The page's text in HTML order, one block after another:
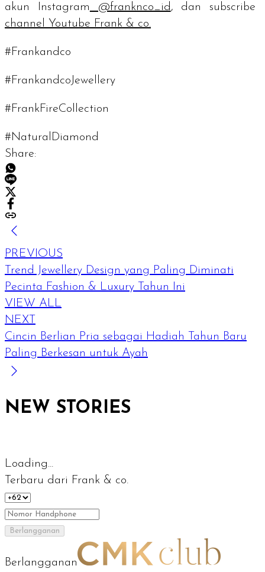
akun Instagram @franknco_id , dan subscribe
channel
Youtube Frank & co.
#Frankandco
#FrankandcoJewellery
#FrankFireCollection
#NaturalDiamond
Share:
PREVIOUS
Trend Jewellery Design yang Paling Diminati
Pecinta Fashion & Luxury Tahun Ini
VIEW ALL
NEXT
Cincin Berlian Pria sebagai Hadiah Tahun Baru
Paling Berkesan untuk Ayah
NEW STORIES
Loading...
Terbaru dari Frank & co.
Berlangganan
Berlangganan